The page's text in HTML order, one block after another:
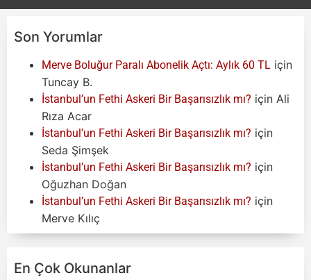
Son Yorumlar
Merve Boluğur Paralı Abonelik Açtı: Aylık 60 TL için
Tuncay B.
İstanbul’un Fethi Askeri Bir Başarısızlık mı? için Ali
Rıza Acar
İstanbul’un Fethi Askeri Bir Başarısızlık mı? için
Seda Şimşek
İstanbul’un Fethi Askeri Bir Başarısızlık mı? için
Oğuzhan Doğan
İstanbul’un Fethi Askeri Bir Başarısızlık mı? için
Merve Kılıç
En Çok Okunanlar